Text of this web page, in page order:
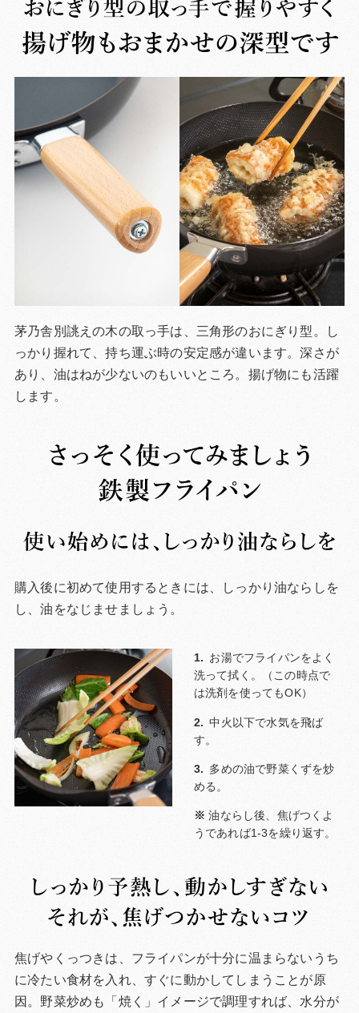
茅乃舎別誂えの木の取っ手は、三角形のおにぎり型。し
っかり握れて、持ち運ぶ時の安定感が違います。深さが
あり、油はねが少ないのもいいところ。揚げ物にも活躍
します。
購入後に初めて使用するときには、しっかり油ならしを
し、油をなじませましょう。
お湯でフライパンをよく
洗って拭く。（この時点で
は洗剤を使ってもOK）
中火以下で水気を飛ば
す。
多めの油で野菜くずを炒
める。
油ならし後、焦げつくよ
うであれば1-3を繰り返す。
焦げやくっつきは、フライパンが十分に温まらないうち
に冷たい食材を入れ、すぐに動かしてしまうことが原
因。野菜炒めも「焼く」イメージで調理すれば、水分が